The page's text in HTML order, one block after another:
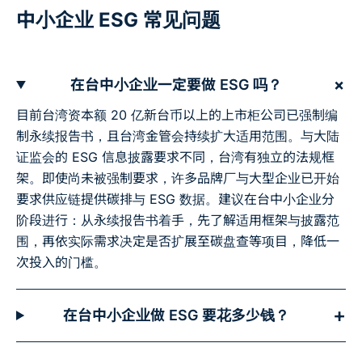
中小企业 ESG 常见问题
在台中小企业一定要做 ESG 吗？ +
目前台湾资本额 20 亿新台币以上的上市柜公司已强制编
制永续报告书，且台湾金管会持续扩大适用范围。与大陆
证监会的 ESG 信息披露要求不同，台湾有独立的法规框
架。即使尚未被强制要求，许多品牌厂与大型企业已开始
要求供应链提供碳排与 ESG 数据。建议在台中小企业分
阶段进行：从永续报告书着手，先了解适用框架与披露范
围，再依实际需求决定是否扩展至碳盘查等项目，降低一
次投入的门槛。
在台中小企业做 ESG 要花多少钱？ +